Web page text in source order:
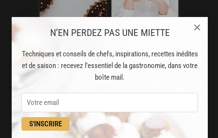
N’EN PERDEZ PAS UNE MIETTE
Techniques et conseils de chefs, inspirations, recettes inédites
et de saison : recevez l’essentiel de la gastronomie, dans votre
boîte mail.
S'INSCRIRE
×
PREMIUM
LA CUISINE DES CHEFS, ENFIN ACCESSIBLE !
8000recettes exclusives
partagées par vos chefs préférés